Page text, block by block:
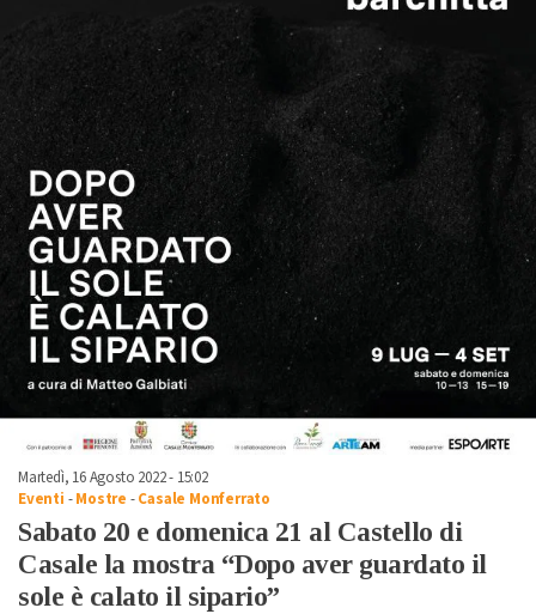
Martedì, 16 Agosto 2022 - 15:02
Eventi -Mostre -Casale Monferrato
Sabato 20 e domenica 21 al Castello di
Casale la mostra “Dopo aver guardato il
sole è calato il sipario”